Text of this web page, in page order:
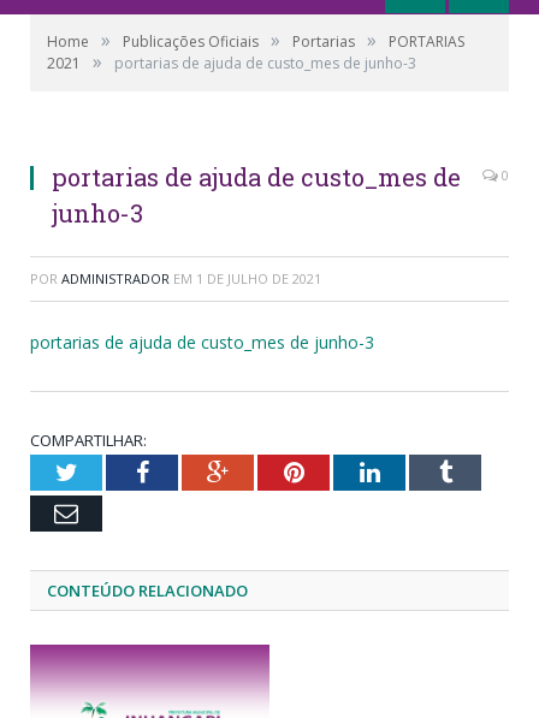
Home » Publicações Oficiais » Portarias »
PORTARIAS
2021
» portarias de ajuda de custo_mes de junho-3
portarias de ajuda de custo_mes de
junho-3
0
POR ADMINISTRADOR EM 1 DE JULHO DE 2021
portarias de ajuda de custo_mes de junho-3
COMPARTILHAR:
TwitterFacebookGoogle+PinterestLinkedInTumblr
Email
CONTEÚDO RELACIONADO